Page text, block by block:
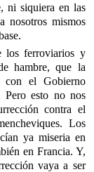
ni siquiera en las
nosotros mismos
los ferroviarios y
hambre, que la
con el Gobierno
Pero esto no nos
contra el
Los
ya miseria en
en Francia. Y,
vaya a ser